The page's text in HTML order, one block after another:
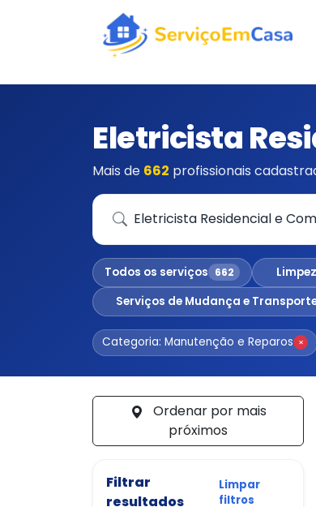
Eletricista
Mais de 662 profissionais
Que serviço você precisa?
Todos os serviços 662
Serviços de Mudança e
Categoria: Manutenção e Reparos ×
próximos
Filtrar
resultados
Limpar
filtros